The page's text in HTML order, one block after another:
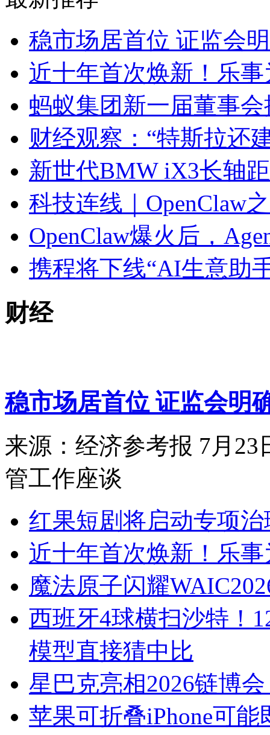
稳市场居首位 证监会
近十年首次焕新！乐
蚂蚁集团新一届董事
财经观察：“特斯拉还
新世代BMW iX3长轴
科技连线｜OpenClaw
OpenClaw爆火后，
携程将下线“AI生意助
财经
稳市场居首位 证监会明
来源：经济参考报 7月
管工作座谈
红果短剧将启动专项
近十年首次焕新！乐
魔法原子闪耀
西班牙4球横扫沙特！
模型直接猜中比
星巴克亮相2026链博
苹果可折叠iPhone可能